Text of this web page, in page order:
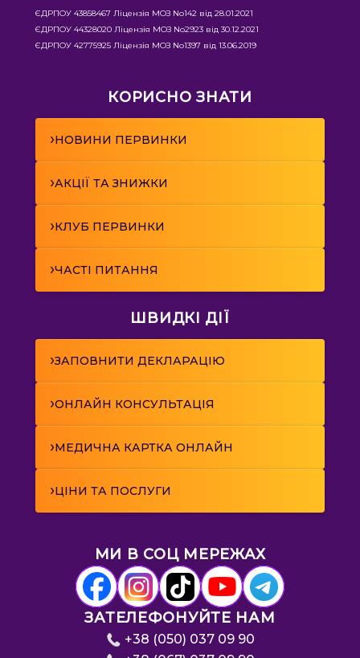
ЄДРПОУ 43858467 Ліцензія МОЗ No142 від 28.01.2021
ЄДРПОУ 44328020 Ліцензія МОЗ No2923 від 30.12.2021
ЄДРПОУ 42775925 Ліцензія МОЗ No1397 від 13.06.2019
КОРИСНО ЗНАТИ
›НОВИНИ ПЕРВИНКИ
›АКЦІЇ ТА ЗНИЖКИ
›КЛУБ ПЕРВИНКИ
›ЧАСТІ ПИТАННЯ
ШВИДКІ ДІЇ
›ЗАПОВНИТИ ДЕКЛАРАЦІЮ
›ОНЛАЙН КОНСУЛЬТАЦІЯ
›МЕДИЧНА КАРТКА ОНЛАЙН
›ЦІНИ ТА ПОСЛУГИ
МИ В СОЦ МЕРЕЖАХ
ЗАТЕЛЕФОНУЙТЕ НАМ
+38 (050) 037 09 90